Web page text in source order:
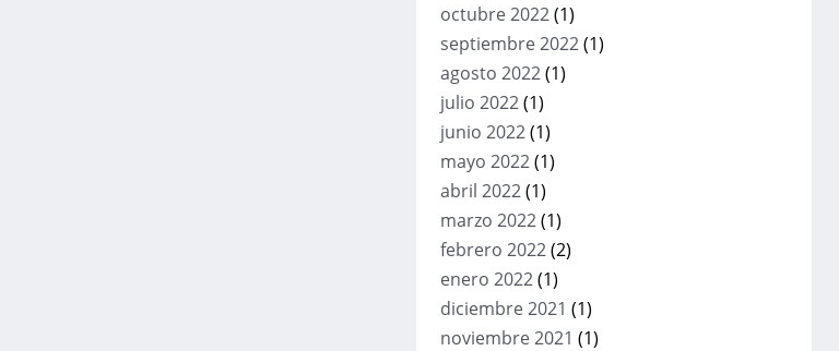
octubre 2022(1)
septiembre 2022(1)
agosto 2022(1)
julio 2022(1)
junio 2022(1)
mayo 2022(1)
abril 2022(1)
marzo 2022(1)
febrero 2022(2)
enero 2022(1)
diciembre 2021 (1)
noviembre 2021 (1)